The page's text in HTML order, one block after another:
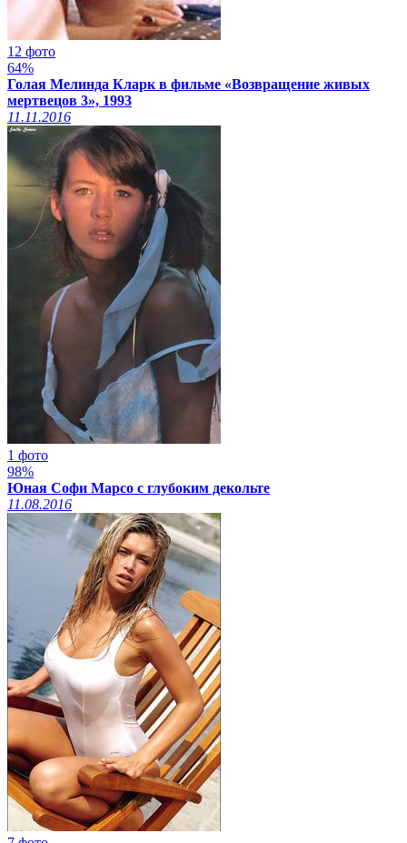
12 фото
64%
Голая Мелинда Кларк в фильме «Возвращение живых
мертвецов 3», 1993
11.11.2016
1 фото
98%
Юная Софи Марсо с глубоким декольте
11.08.2016